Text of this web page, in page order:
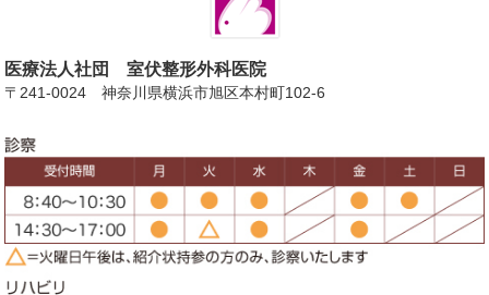
医療法人社団 室伏整形外科医院
〒241-0024 神奈川県横浜市旭区本村町102-6